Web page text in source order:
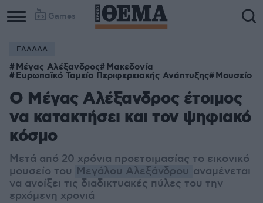
Games
ΕΛΛΑΔΑ
Μέγας Αλέξανδρος Μακεδονία
Ευρωπαϊκό Ταμείο Περιφερειακής Ανάπτυξης Μουσείο
O Μέγας Αλέξανδρος έτοιμος
να κατακτήσει και τον ψηφιακό
κόσμο
Μετά από 20 χρόνια προετοιμασίας το εικονικό
μουσείο του Μεγάλου Αλεξάνδρου αναμένεται
να ανοίξει τις διαδικτυακές πύλες του την
ερχόμενη χρονιά